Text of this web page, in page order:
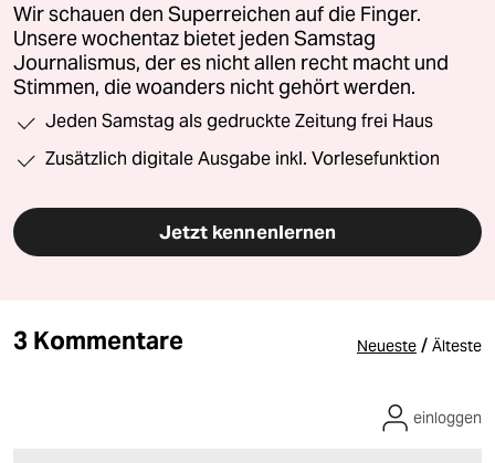
Wir schauen den Superreichen auf die Finger.
Unsere wochentaz bietet jeden Samstag
Journalismus, der es nicht allen recht macht und
Stimmen, die woanders nicht gehört werden.
Jeden Samstag als gedruckte Zeitung frei Haus
Zusätzlich digitale Ausgabe inkl. Vorlesefunktion
Jetzt kennenlernen
3 Kommentare Neueste / Älteste
einloggen